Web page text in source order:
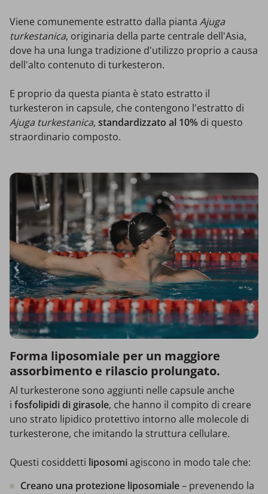
Viene comunemente estratto dalla pianta Ajuga
turkestanica, originaria della parte centrale dell'Asia,
dove ha una lunga tradizione d'utilizzo proprio a causa
dell'alto contenuto di turkesteron.
E proprio da questa pianta è stato estratto il
turkesteron in capsule, che contengono l'estratto di
Ajuga turkestanica, standardizzato al 10% di questo
straordinario composto.
Forma liposomiale per un maggiore
assorbimento e rilascio prolungato.
Al turkesterone sono aggiunti nelle capsule anche
i fosfolipidi di girasole, che hanno il compito di creare
uno strato lipidico protettivo intorno alle molecole di
turkesterone, che imitando la struttura cellulare.
Questi cosiddetti liposomiagiscono in modo tale che:
Creano una protezione liposomiale– prevenendo la